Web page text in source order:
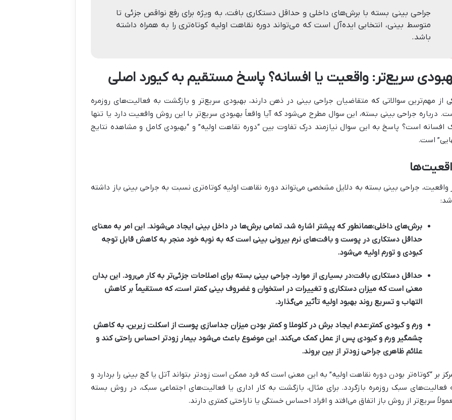
جراحی بینی بسته با برش‌های داخلی و حداقل دستکاری بافت، به ویژه برای رفع نواقص جزئی تا
متوسط بینی، انتخابی ایده‌آل است که می‌تواند دوره نقاهت اولیه کوتاه‌تری را به همراه داشته
باشد.
سریع‌تر: واقعیت یا افسانه؟ پاسخ مستقیم به کیورد اصلی
از مهم‌ترین سوالاتی که متقاضیان جراحی بینی در ذهن دارند، بهبودی سریع‌تر و بازگشت به فعالیت‌های روزمره
درباره جراحی بینی بسته، این سوال مطرح می‌شود که آیا واقعاً بهبودی سریع‌تر با این روش واقعیت دارد یا تنها
افسانه است؟ پاسخ به این سوال نیازمند درک تفاوت بین “دوره نقاهت اولیه” و “بهبودی کامل و مشاهده نتایج
است.
واقعیت، جراحی بینی بسته به دلایل مشخصی می‌تواند دوره نقاهت اولیه کوتاه‌تری نسبت به جراحی بینی باز داشته
برش‌های داخلی:همانطور که پیشتر اشاره شد، تمامی برش‌ها در داخل بینی ایجاد می‌شوند. این امر به معنای
حداقل دستکاری در پوست و بافت‌های نرم بیرونی بینی است که به نوبه خود منجر به کاهش قابل توجه
کبودی و تورم اولیه می‌شود.
حداقل دستکاری بافت:در بسیاری از موارد، جراحی بینی بسته برای اصلاحات جزئی‌تر به کار می‌رود. این بدان
معنی است که میزان دستکاری و تغییرات در استخوان و غضروف بینی کمتر است، که مستقیماً بر کاهش
التهاب و تسریع روند بهبود اولیه تأثیر می‌گذارد.
ورم و کبودی کمتر:عدم ایجاد برش در کلوملا و کمتر بودن میزان جداسازی پوست از اسکلت زیرین، به کاهش
چشمگیر ورم و کبودی پس از عمل کمک می‌کند. این موضوع باعث می‌شود بیمار زودتر احساس راحتی کند و
علائم ظاهری جراحی زودتر از بین بروند.
بر “کوتاه‌تر بودن دوره نقاهت اولیه” به این معنی است که فرد ممکن است زودتر بتواند آتل یا گچ بینی را بردارد و
فعالیت‌های سبک روزمره بازگردد. برای مثال، بازگشت به کار اداری یا فعالیت‌های اجتماعی سبک، در روش بسته
سریع‌تر از روش باز اتفاق می‌افتد و افراد احساس خستگی یا ناراحتی کمتری دارند.